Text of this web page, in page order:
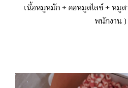
เนื้อหมูหมัก + คอหมูสไลซ์ + หมู
พนักงาน )